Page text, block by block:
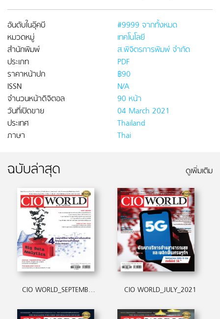
อันดับในอุ๊คบี
#9999 จากทั้งหมด
หมวดหมู่
เทคโนโลยี
สำนักพิมพ์
ส.พิจิตรการพิมพ์ จำกัด
ประเภท
PDF
ราคาหน้าปก
฿90
ISSN
N/A
จำนวนหน้าดิจิตอล
90 หน้า
วันที่เปิดขาย
04 March 2021
ประเทศ
Thailand
ภาษา
Thai
ฉบับล่าสุด ดูเพิ่มเติม
CIO WORLD_SEPTEMBER_2021 CIO WORLD_JULY_2021